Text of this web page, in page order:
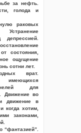
за нефть.
голода и
раковых
состояния,
ощущение
сотни лет.
врат.
имеющихся
для
Движение во
движение в
когда хотим,
законами,
“фантазией”.